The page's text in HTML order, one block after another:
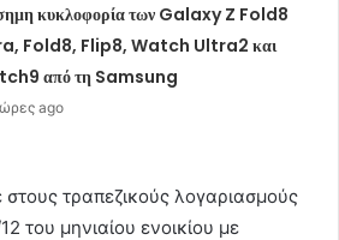
κυκλοφορία των Galaxy Z Fold8
Fold8, Flip8, Watch Ultra2 και
από τη Samsung
ago
τραπεζικούς λογαριασμούς
του μηνιαίου ενοικίου με